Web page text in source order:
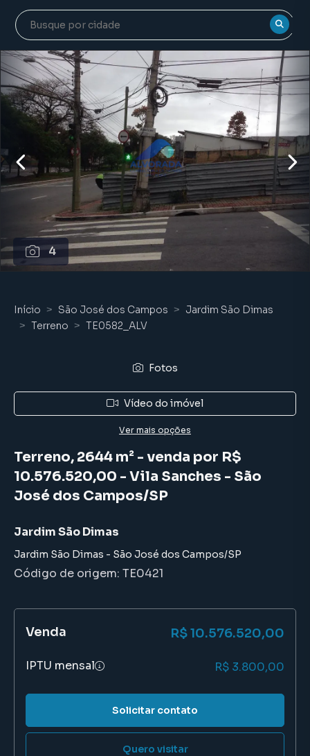
4
Início São José dos Campos
Jardim São Dimas
Terreno
TE0582_ALV
Fotos
Vídeo do imóvel
Ver mais opções
Terreno, 2644 m² - venda por R$
10.576.520,00 - Vila Sanches - São
José dos Campos/SP
Jardim São Dimas
Jardim São Dimas - São José dos Campos/SP
Código de origem: TE0421
Venda R$ 10.576.520,00
IPTU mensal R$ 3.800,00
Solicitar contato
Quero visitar